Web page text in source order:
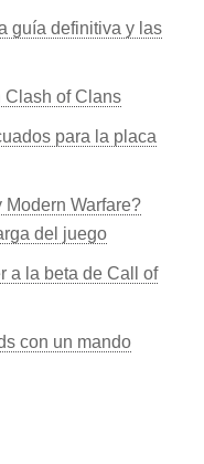
guía definitiva y las
Clash of Clans
para la placa
Warfare?
del juego
a la beta de Call of
con un mando